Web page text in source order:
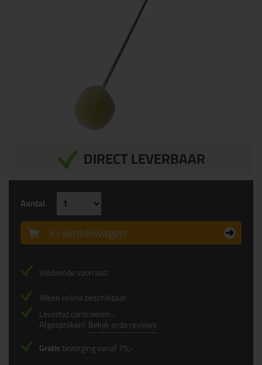
DIRECT LEVERBAAR
Aantal
In winkelwagen
Voldoende voorraad
Alleen online beschikbaar
Levertijd controleren...
Afgesproken! Bekijk onze reviews
Gratisbezorging vanaf 75,-